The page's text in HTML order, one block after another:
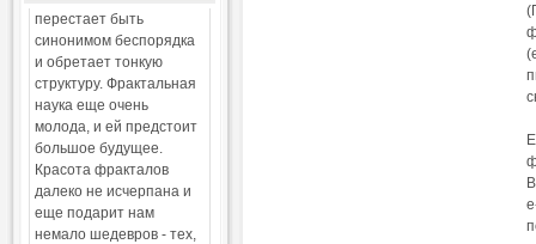
перестает быть
синонимом беспорядка
и обретает тонкую
структуру. Фрактальная
наука еще очень
молода, и ей предстоит
большое будущее.
Красота фракталов
далеко не исчерпана и
еще подарит нам
немало шедевров - тех,